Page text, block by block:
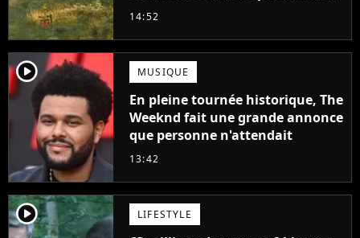
l'été 2026
14:52
player2 MUSIQUE
En pleine tournée historique, The
Weeknd fait une grande annonce
que personne n'attendait
13:42
player2 LIFESTYLE